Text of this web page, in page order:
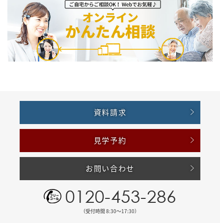
資料請求
見学予約
お問い合わせ
0120-453-286
（受付時間 8:30〜17:30）